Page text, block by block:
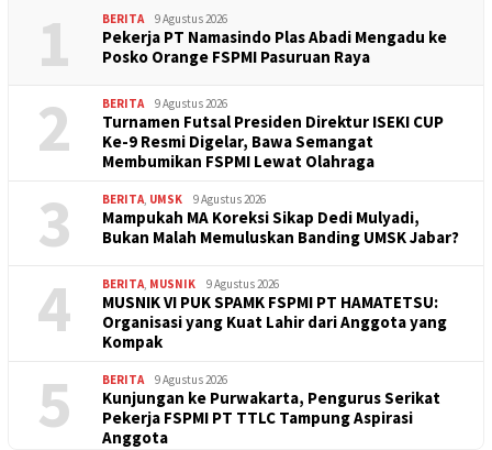
1 BERITA 9 Agustus 2026
Pekerja PT Namasindo Plas Abadi Mengadu ke
Posko Orange FSPMI Pasuruan Raya
2 BERITA 9 Agustus 2026
Turnamen Futsal Presiden Direktur ISEKI CUP
Ke-9 Resmi Digelar, Bawa Semangat
Membumikan FSPMI Lewat Olahraga
3 BERITA, UMSK 9 Agustus 2026
Mampukah MA Koreksi Sikap Dedi Mulyadi,
Bukan Malah Memuluskan Banding UMSK Jabar?
4 BERITA, MUSNIK 9 Agustus 2026
MUSNIK VI PUK SPAMK FSPMI PT HAMATETSU:
Organisasi yang Kuat Lahir dari Anggota yang
Kompak
5 BERITA 9 Agustus 2026
Kunjungan ke Purwakarta, Pengurus Serikat
Pekerja FSPMI PT TTLC Tampung Aspirasi
Anggota